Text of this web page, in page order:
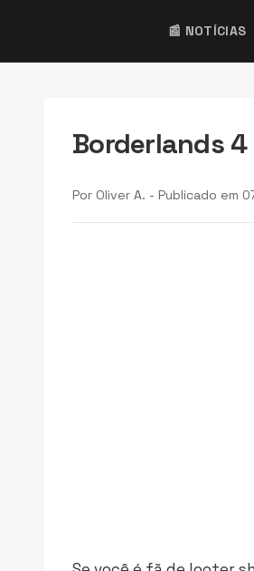
📰 NOTÍCIAS
Borderlands 4
Por Oliver A. - Publicado em